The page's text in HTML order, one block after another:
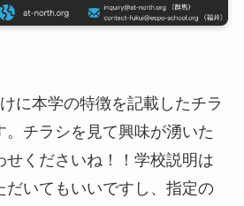
に本学の特徴を記載したチラ
。チラシを見て興味が湧いた
せくださいね！！学校説明は
だいてもいいですし、指定の